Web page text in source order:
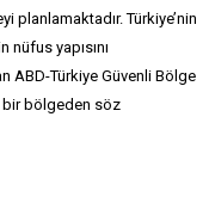
planlamaktadır. Türkiye’nin
nüfus yapısını
ABD-Türkiye Güvenli Bölge
bir bölgeden söz